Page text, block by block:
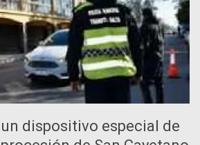
dispositivo especial de